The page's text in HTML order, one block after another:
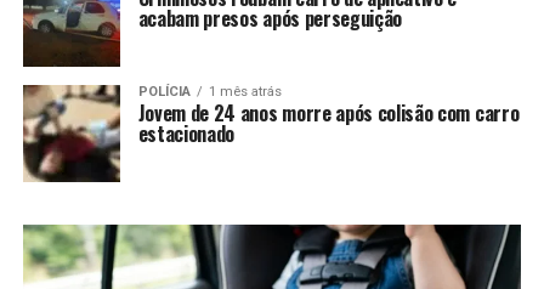
acabam presos após perseguição
POLÍCIA 1 mês atrás
Jovem de 24 anos morre após colisão com carro
estacionado